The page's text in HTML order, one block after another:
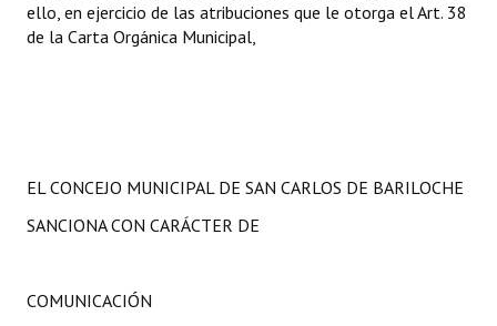
ello, en ejercicio de las atribuciones que le otorga el Art. 38
de la Carta Orgánica Municipal,
EL CONCEJO MUNICIPAL DE SAN CARLOS DE BARILOCHE
SANCIONA CON CARÁCTER DE
COMUNICACIÓN